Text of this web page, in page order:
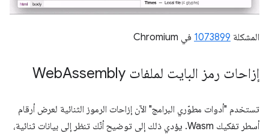
المشكلة 1073899 في Chromium
إزاحات رمز البايت لملفات Web Assembly
تستخدم "أدوات مطوّري البرامج" الآن إزاحات الرموز الثنائية لعرض أرقام
أسطر تفكيك Wasm. يؤدي ذلك إلى توضيح أنّك تنظر إلى بيانات ثنائية،